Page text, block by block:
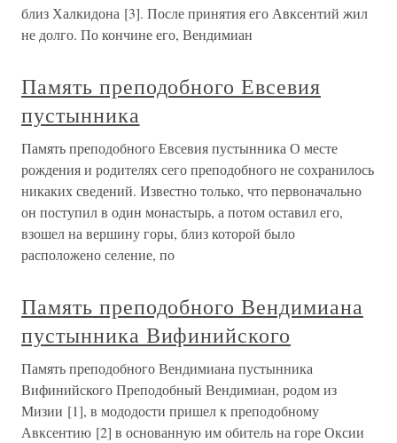
близ Халкидона [3]. После принятия его Авксентий жил
не долго. По кончине его, Вендимиан
Память преподобного Евсевия
пустынника
Память преподобного Евсевия пустынника О месте
рождения и родителях сего преподобного не сохранилось
никаких сведений. Известно только, что первоначально
он поступил в один монастырь, а потом оставил его,
взошел на вершину горы, близ которой было
расположено селение, по
Память преподобного Вендимиана
пустынника Вифинийского
Память преподобного Вендимиана пустынника
Вифинийского Преподобный Вендимиан, родом из
Мизии [1], в мододости пришел к преподобному
Авксентию [2] в основанную им обитель на горе Оксии